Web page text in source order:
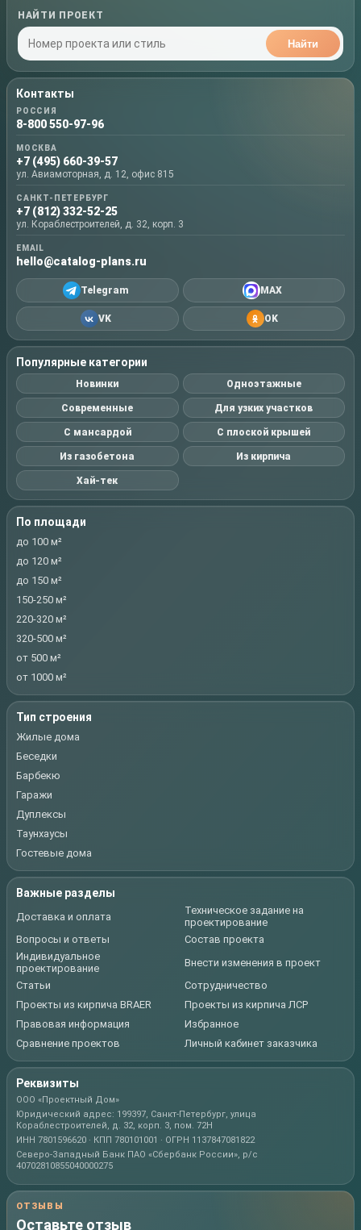
НАЙТИ ПРОЕКТ
Найти
Контакты
РОССИЯ
8-800 550-97-96
МОСКВА
+7 (495) 660-39-57
ул. Авиамоторная, д. 12, офис 815
САНКТ-ПЕТЕРБУРГ
+7 (812) 332-52-25
ул. Кораблестроителей, д. 32, корп. 3
EMAIL
hello@catalog-plans.ru
Telegram MAX
VK OK
Популярные категории
Новинки Одноэтажные
Современные Для узких участков
С мансардой С плоской крышей
Из газобетона Из кирпича
Хай-тек
По площади
до 100 м²
до 120 м²
до 150 м²
150-250 м²
220-320 м²
320-500 м²
от 500 м²
от 1000 м²
Тип строения
Жилые дома
Беседки
Барбекю
Гаражи
Дуплексы
Таунхаусы
Гостевые дома
Важные разделы
Доставка и оплата
Техническое задание на
проектирование
Вопросы и ответы
Состав проекта
Индивидуальное
проектирование
Внести изменения в проект
Статьи
Сотрудничество
Проекты из кирпича BRAER
Проекты из кирпича ЛСР
Правовая информация
Избранное
Сравнение проектов
Личный кабинет заказчика
Реквизиты
ООО «Проектный Дом»
Юридический адрес: 199397, Санкт-Петербург, улица
Кораблестроителей, д. 32, корп. 3, пом. 72Н
ИНН 7801596620 · КПП 780101001 · ОГРН 1137847081822
Северо-Западный Банк ПАО «Сбербанк России», р/с
40702810855040000275
ОТЗЫВЫ
Оставьте отзыв